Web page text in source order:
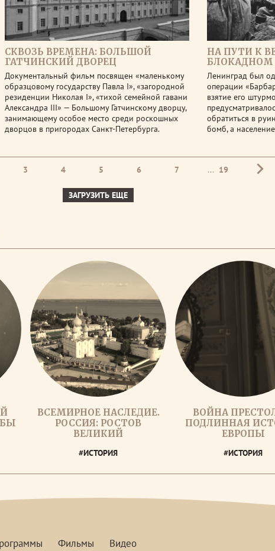
СКВОЗЬ ВРЕМЕНА: БОЛЬШОЙ
ГАТЧИНСКИЙ ДВОРЕЦ
Документальный фильм посвящен «маленькому
образцовому государству Павла I», «загородной
резиденции Николая I», «тихой семейной гавани
Александра III» — Большому Гатчинскому дворцу,
занимающему особое место среди роскошных
дворцов в пригородах Санкт-Петербурга.
НА ПУТИ К
БЛОКАДНОМ
Ленинград был
операции
взятие его
обратиться в
бомб, а
3 4 5 6 7 ... 19
ЗАГРУЗИТЬ ЕЩЕ
ВСЕМИРНОЕ НАСЛЕДИЕ.
РОССИЯ: РОСТОВ
ВЕЛИКИЙ
#ИСТОРИЯ
ВОЙНА
ПОДЛИННАЯ
ЕВРОПЫ
#ИСТОРИЯ
Фильмы Видео